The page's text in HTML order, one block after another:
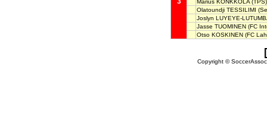
Marius KONKKÖLA (TPS)
Olatoundji TESSILIMI
Joslyn LUYEYE-
Jasse TUOMINEN (FC
Otso KOSKINEN (FC
Copyright ©